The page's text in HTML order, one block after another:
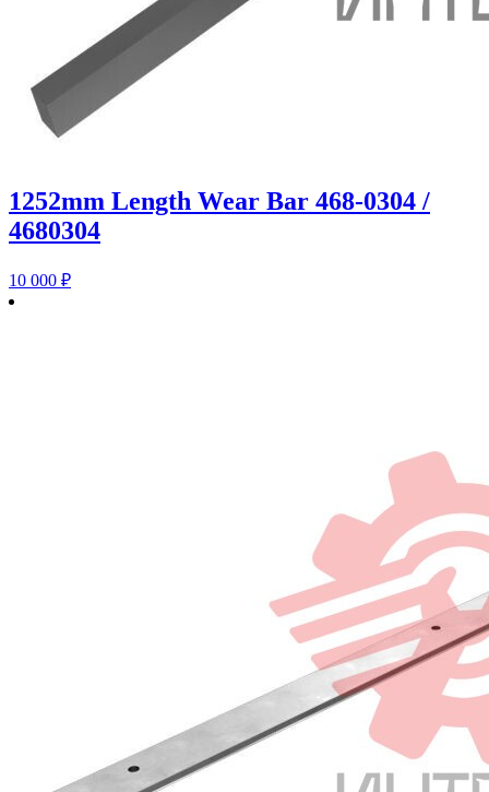
1252mm Length Wear Bar 468-0304 /
4680304
10 000 ₽